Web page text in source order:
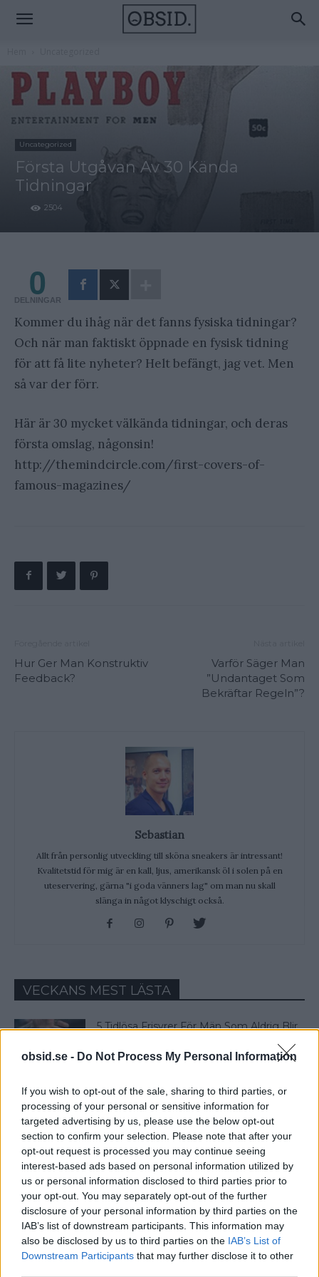
obsid.se - Do Not Process My Personal Information
If you wish to opt-out of the sale, sharing to third parties, or
processing of your personal or sensitive information for
targeted advertising by us, please use the below opt-out
section to confirm your selection. Please note that after your
opt-out request is processed you may continue seeing
interest-based ads based on personal information utilized by
us or personal information disclosed to third parties prior to
your opt-out. You may separately opt-out of the further
disclosure of your personal information by third parties on the
IAB’s list of downstream participants. This information may
also be disclosed by us to third parties on the IAB’s List of
Downstream Participants that may further disclose it to other
Uncategorized
Första Utgåvan Av 30 Kända
Tidningar
2504
0
DELNINGAR
Kommer du ihåg när det fanns fysiska tidningar?
Och när man faktiskt öppnade en fysisk tidning
för att få lite nyheter? Helt befängt, jag vet. Men
så var der förr.
Här är 30 mycket välkända tidningar, och deras
första omslag, någonsin!
http://themindcircle.com/first-covers-of-
famous-magazines/
Hur Ger Man Konstruktiv
Feedback?
Varför Säger Man
”Undantaget Som
Bekräftar Regeln”?
Sebastian
Allt från personlig utveckling till sköna sneakers är intressant!
Kvalitetstid för mig är en kall, ljus, amerikansk öl i solen på en
uteservering, gärna "i goda vänners lag" om man nu skall
slänga in något klyschigt också.
VECKANS MEST LÄSTA
5 Tidlösa Frisyrer För Män Som Aldrig Blir
Så Lär Du Dig Mycket På Kort Tid – Enligt
Experten...
Klädkod Sommarfin – Vad Betyder Det
Och Hur Ska Du Klä...
4 Färger Som Passar Till Beige – Matcha
Med Stil!